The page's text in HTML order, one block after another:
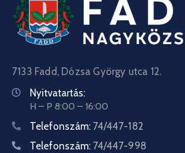
7133 Fadd, Dózsa György utca 12.
Nyitvatartás:
H – P 8:00 – 16:00
Telefonszám: 74/447-182
Telefonszám: 74/447-998